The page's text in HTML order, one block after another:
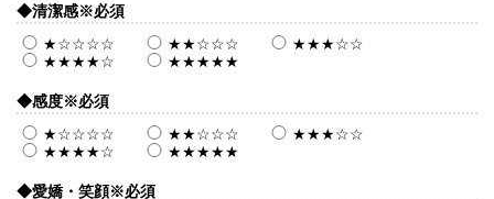
◆清潔感※必須
★☆☆☆☆
★★☆☆☆
★★★☆☆
★★★★☆
★★★★★
◆感度※必須
★☆☆☆☆
★★☆☆☆
★★★☆☆
★★★★☆
★★★★★
◆愛嬌・笑顔※必須